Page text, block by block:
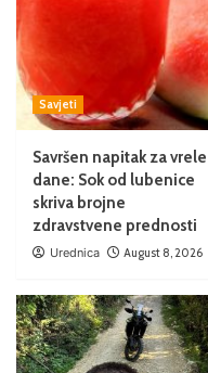
Savjeti
Savršen napitak za vrele
dane: Sok od lubenice
skriva brojne
zdravstvene prednosti
Urednica August 8, 2026